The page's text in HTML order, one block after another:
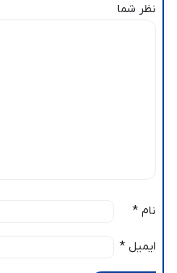
نظر شما
نام *
ایمیل *